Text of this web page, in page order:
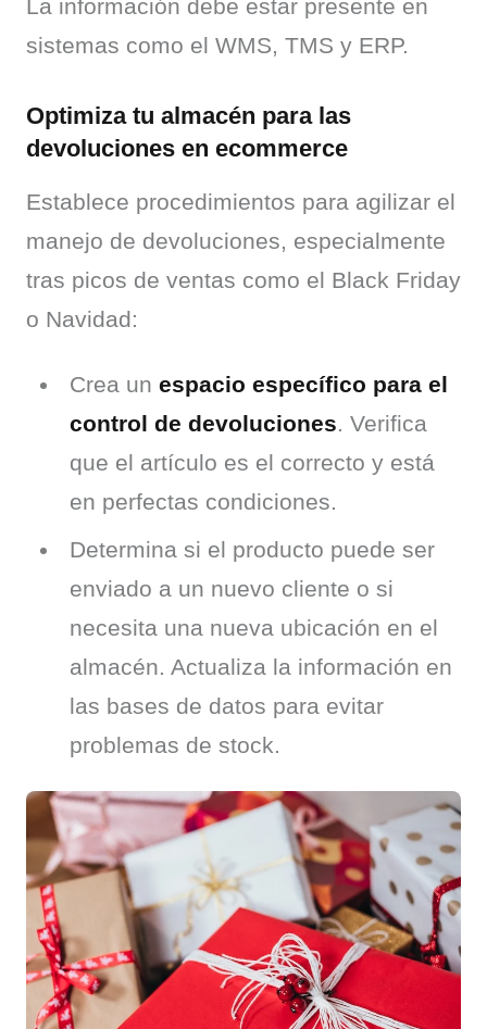
La información debe estar presente en
sistemas como el WMS, TMS y ERP.
Optimiza tu almacén para las
devoluciones en ecommerce
Establece procedimientos para agilizar el
manejo de devoluciones, especialmente
tras picos de ventas como el Black Friday
o Navidad:
Crea un espacio específico para el
control de devoluciones. Verifica
que el artículo es el correcto y está
en perfectas condiciones.
Determina si el producto puede ser
enviado a un nuevo cliente o si
necesita una nueva ubicación en el
almacén. Actualiza la información en
las bases de datos para evitar
problemas de stock.